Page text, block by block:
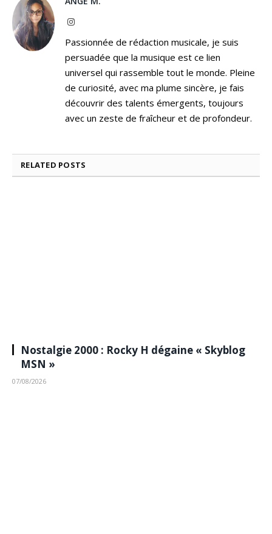
Instagram
Passionnée de rédaction musicale, je suis
persuadée que la musique est ce lien
universel qui rassemble tout le monde. Pleine
de curiosité, avec ma plume sincère, je fais
découvrir des talents émergents, toujours
avec un zeste de fraîcheur et de profondeur.
RELATED POSTS
Nostalgie 2000 : Rocky H dégaine « Skyblog
MSN »
07/08/2026